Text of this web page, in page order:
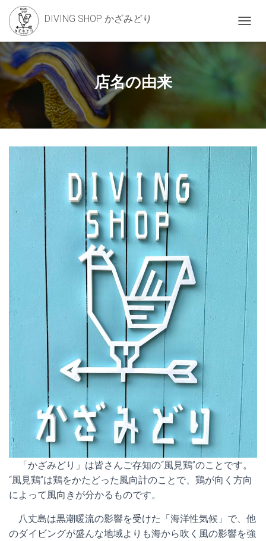
DIVING SHOP かざみどり
ビ
え
店名の由来
「かざみどり」は皆さんご存知の“風見鶏”のことです。
“風見鶏”は鶏をかたどった風向計のことで、鶏が向く方向
によって風向きが分かるものです。
八丈島は黒潮暖流の影響を受けた「海洋性気候」で、他
のダイビングが盛んな地域よりも海から吹く風の影響を強